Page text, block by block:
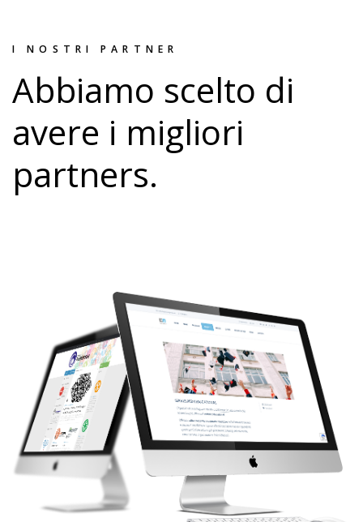
I NOSTRI PARTNER
Abbiamo scelto di
avere i migliori
partners.